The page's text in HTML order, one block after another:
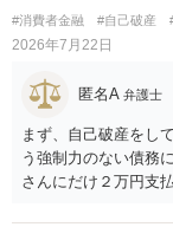
の旨の通知があつた
に対し、電話をかけ
いて送信し、又は訪
求し、これに対し債
かわらず、更にこれ
と。）に違反してい
処分申請、不退去罪
す。ご参考にしてく
#消費者金融 #自己破産
2026年7月22日
匿名A 弁護士
まず、自己破産をし
う強制力のない債務
さんにだけ２万円支